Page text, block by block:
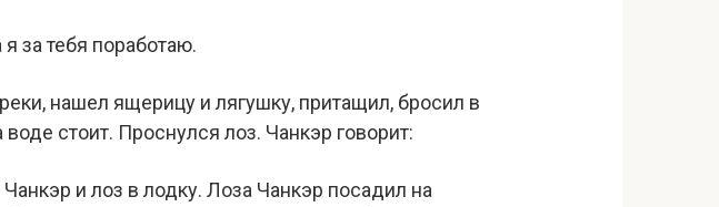
за тебя поработаю.
нашел ящерицу и лягушку, притащил, бросил в
стоит. Проснулся лоз. Чанкэр говорит:
и лоз в лодку. Лоза Чанкэр посадил на